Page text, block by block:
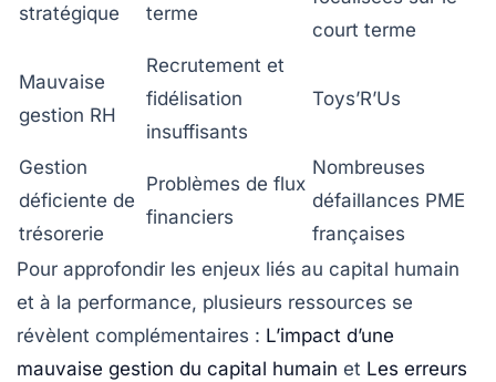
stratégique
terme
court terme
Mauvaise
gestion RH
Recrutement et
fidélisation
insuffisants
Toys’R’Us
Gestion
déficiente de
trésorerie
Problèmes de flux
financiers
Nombreuses
défaillances PME
françaises
Pour approfondir les enjeux liés au capital humain
et à la performance, plusieurs ressources se
révèlent complémentaires : L’impact d’une
mauvaise gestion du capital humain et Les erreurs